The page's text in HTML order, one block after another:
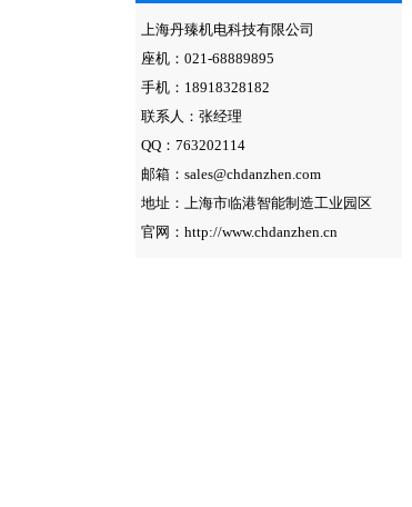
上海丹臻机电科技有限公司
座机：021-68889895
手机：18918328182
联系人：张经理
QQ：763202114
邮箱：sales@chdanzhen.com
地址：上海市临港智能制造工业园区
官网：http://www.chdanzhen.cn